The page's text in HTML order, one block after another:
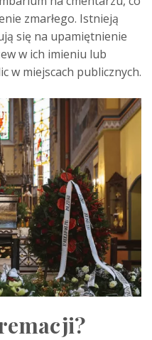
zmarłego. Istnieją
się na upamiętnienie
w ich imieniu lub
w miejscach publicznych.